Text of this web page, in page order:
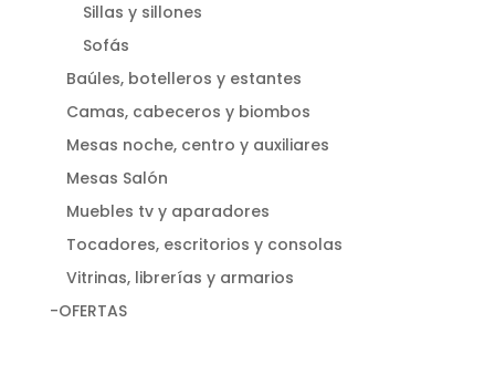
Sillas y sillones
Sofás
Baúles, botelleros y estantes
Camas, cabeceros y biombos
Mesas noche, centro y auxiliares
Mesas Salón
Muebles tv y aparadores
Tocadores, escritorios y consolas
Vitrinas, librerías y armarios
-OFERTAS